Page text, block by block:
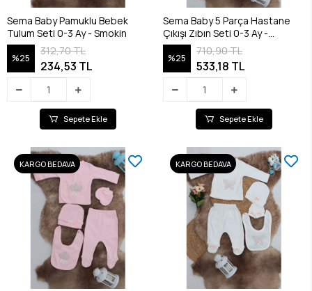
Sema Baby Pamuklu Bebek
Tulum Seti 0-3 Ay - Smokin
%25
312,70 TL
234,53 TL
Sepete Ekle
Sema Baby 5 Parça Hastane
Çıkışı Zıbın Seti 0-3 Ay -
Princess
%25
710,90 TL
533,18 TL
Sepete Ekle
KARGO BEDAVA KARGO BEDAVA